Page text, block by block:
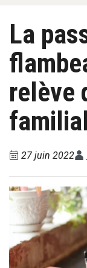
La
relève
27 juin 2022